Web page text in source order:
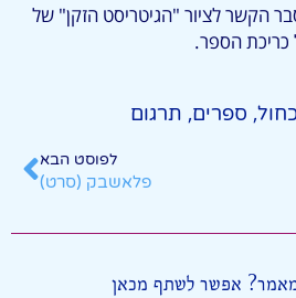
הקשר לציור "הגיטריסט הזקן" של
כריכת הספר.
, ספרים, תרגום
לפוסט הבא
פלאשבק (סרט)
אפשר לשתף מכאן